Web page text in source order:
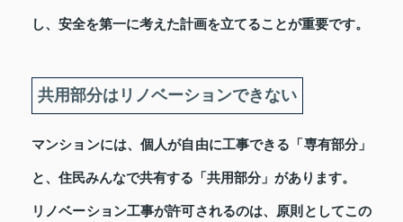
し、安全を第一に考えた計画を立てることが重要です。
共用部分はリノベーションできない
マンションには、個人が自由に工事できる「専有部分」
と、住民みんなで共有する「共用部分」があります。
リノベーション工事が許可されるのは、原則としてこの